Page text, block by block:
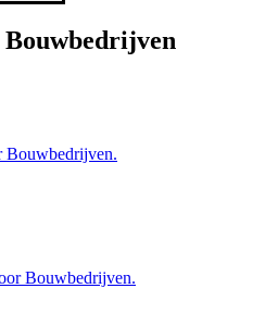
Bouwbedrijven
Bouwbedrijven.
Bouwbedrijven.